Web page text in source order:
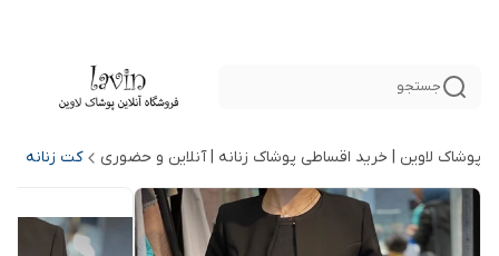
جستجو
پوشاک لاوین | خرید اقساطی پوشاک زنانه | آنلاین و حضوری کت زنانه